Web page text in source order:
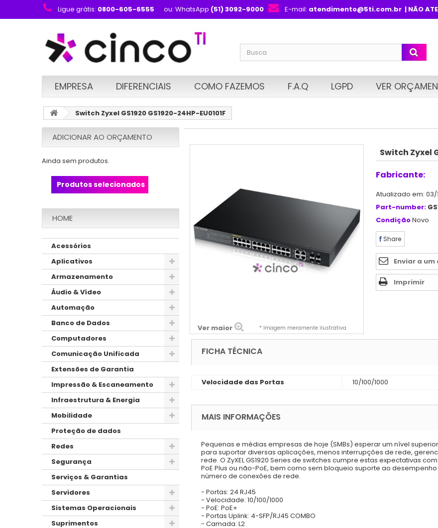
Ligue grátis: 0800-605-6555 ou: WhatsApp (51) 3092-9000 E-mail: atendimento@5ti.com.br| NÃO
EMPRESA DIFERENCIAIS COMO FAZEMOS F.A.Q LGPD VER
Switch Zyxel GS1920 GS1920-24HP-EU0101F
ADICIONAR AO ORÇAMENTO
Ainda sem produtos.
Produtos selecionados
HOME
Acessórios
Aplicativos
Armazenamento
Áudio & Vídeo
Automação
Banco de Dados
Computadores
Comunicação Unificada
Extensões de Garantia
Impressão & Escaneamento
Infraestrutura & Energia
Mobilidade
Proteção de dados
Redes
Segurança
Serviços & Garantias
Servidores
Sistemas Operacionais
Suprimentos
Ver maior * Imagem meramente ilustrativa
Switch Zyxel
Fabricante:
Atualizado em: 03/
Part-number:
CondiçãoNovo
Share
Enviar a
Imprimir
FICHA TÉCNICA
Velocidade das Portas 10/100/1000
MAIS INFORMAÇÕES
Pequenas e médias empresas de hoje (SMBs) esperar um nível
para suportar diversas aplicações, menos interrupções de rede,
rede. O ZyXEL GS1920 Series de switches cumpre estas expectativas
PoE Plus ou não-PoE, bem como sem bloqueio suporte ao
número de conexões de rede.
- Portas: 24 RJ45
- Velocidade: 10/100/1000
- PoE: PoE+
- Portas Uplink: 4-SFP/RJ45 COMBO
- Camada: L2